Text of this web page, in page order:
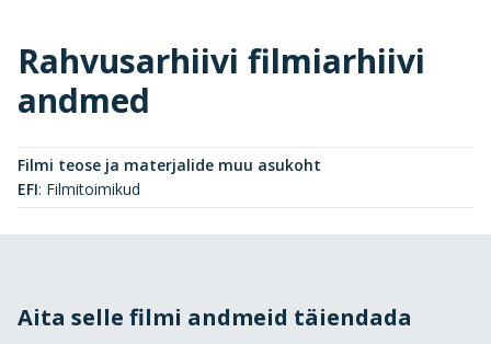
Rahvusarhiivi filmiarhiivi
andmed
Filmi teose ja materjalide muu asukoht
EFI: Filmitoimikud
Aita selle filmi andmeid täiendada